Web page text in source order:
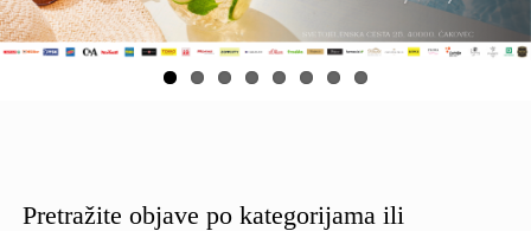
Pretražite objave po kategorijama ili